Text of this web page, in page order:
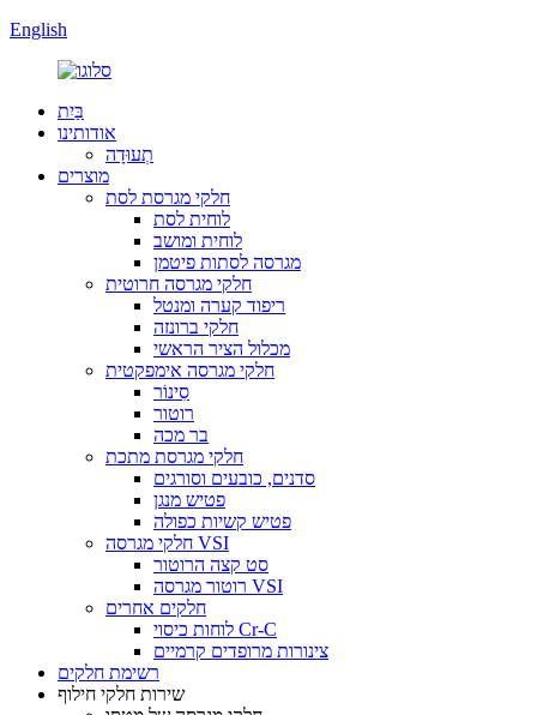
English
בַּיִת
אודותינו
תְעוּדָה
מוצרים
חלקי מגרסת לסת
לוחית לסת
לוחית ומושב
מגרסה לסתות פיטמן
חלקי מגרסה חרוטית
ריפוד קערה ומנטל
חלקי ברונזה
מכלול הציר הראשי
חלקי מגרסה אימפקטית
סִינוֹר
רוטור
בר מכה
חלקי מגרסת מתכת
סדנים, כובעים וסורגים
פטיש מנגן
פטיש קשיות כפולה
חלקי מגרסה VSI
סט קצה הרוטור
רוטור מגרסה VSI
חלקים אחרים
לוחות כיסוי Cr-C
צינורות מרופדים קרמיים
רשימת חלקים
שירות חלקי חילוף